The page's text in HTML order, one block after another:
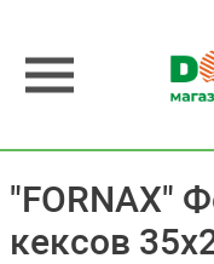
"FORNAX"
кексов